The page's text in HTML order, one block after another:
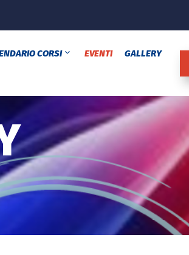
CORSI EVENTI
GALLERY